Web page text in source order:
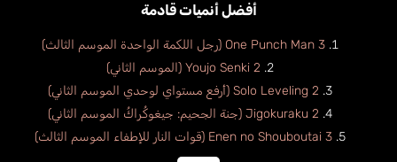
أفضل أنميات قادمة
One Punch Man 3 (رجل اللكمة الواحدة الموسم الثالث)
Youjo Senki 2 (الموسم الثاني)
Solo Leveling 2 (أرفع مستواي لوحدي الموسم الثاني)
Jigokuraku 2 (جنة الجحيم: جيغوكُراكُ الموسم الثاني)
Enen no Shouboutai 3 (قوات النار للإطفاء الموسم الثالث)